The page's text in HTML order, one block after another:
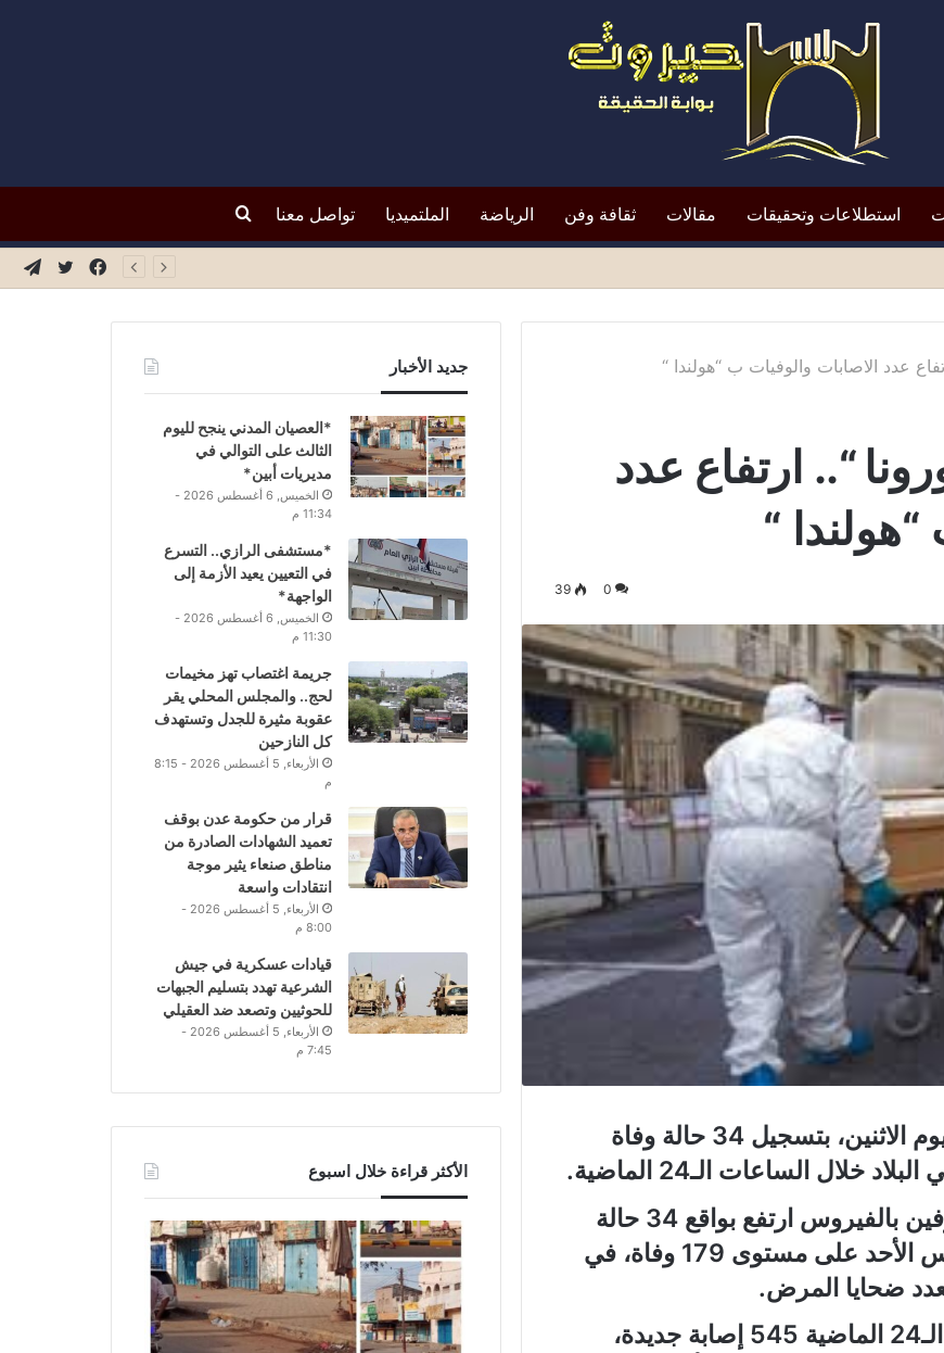
استطلاعات وتحقيقات مقالات ثقافة وفن الرياضة الملتميديا تواصل معنا بحث
يعيد الأزمة إلى الواجهة* تويتر
فيسبوك
عدد الاصابات والوفيات ب “هولندا “
“.. ارتفاع عدد
“
0
39
أفادت السلطات الصحية الهولندية، اليوم الاثنين، بتسجيل 34 حالة وفاة
وذكرت الصحة الهولندية أن عدد المتوفين بالفيروس ارتفع بواقع 34 حالة
ووصل إلى نقطة 213، بعد أن كان أمس الأحد على مستوى 179 وفاة، في
ضحايا المرض.
فيما سجلت في البلاد خلال الساعات الـ24 الماضية 545 إصابة جديدة،
جديد الأخبار
*العصيان المدني ينجح لليوم
الثالث على التوالي في
مديريات أبين*
الخميس, 6 أغسطس 2026 -
11:34 م
*مستشفى الرازي.. التسرع
في التعيين يعيد الأزمة إلى
الواجهة*
الخميس, 6 أغسطس 2026 -
11:30 م
جريمة اغتصاب تهز مخيمات
لحج.. والمجلس المحلي يقر
عقوبة مثيرة للجدل وتستهدف
كل النازحين
الأربعاء, 5 أغسطس 2026 - 8:15
م
قرار من حكومة عدن بوقف
تعميد الشهادات الصادرة من
مناطق صنعاء يثير موجة
انتقادات واسعة
الأربعاء, 5 أغسطس 2026 -
8:00 م
قيادات عسكرية في جيش
الشرعية تهدد بتسليم الجبهات
للحوثيين وتصعد ضد العقيلي
الأربعاء, 5 أغسطس 2026 -
7:45 م
الأكثر قراءة خلال اسبوع